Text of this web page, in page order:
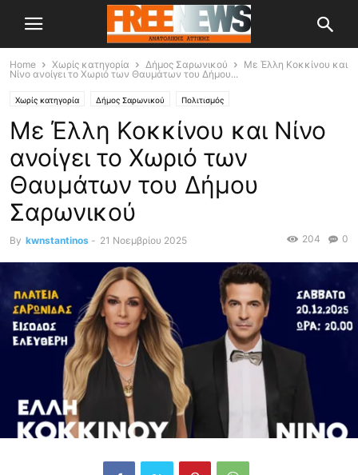
Home Χωρίς κατηγορία Δήμος Σαρωνικού
Με Έλλη Κοκκίνου και
Νίνο ανοίγει το Χωριό των Θαυμάτων του Δήμου...
Χωρίς κατηγορία Δήμος Σαρωνικού Πολιτισμός
Με Έλλη Κοκκίνου και Νίνο
ανοίγει το Χωριό των
Θαυμάτων του Δήμου
Σαρωνικού
By kwnstantinos - 21 Νοεμβρίου 2025 0
204